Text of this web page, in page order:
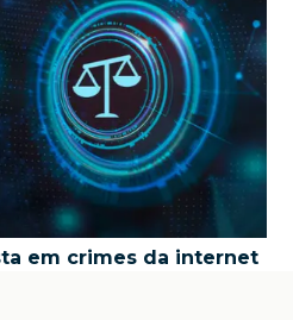
em crimes da internet